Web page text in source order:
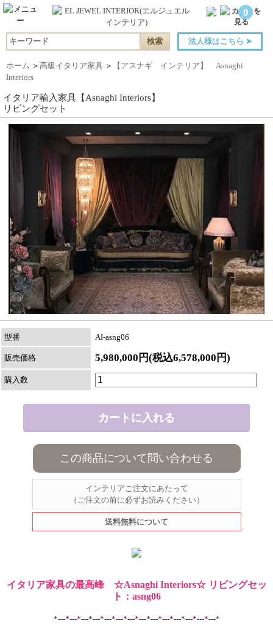
0
法人様はこちら ➤
ホーム ＞ 高級イタリア家具 ＞
【アスナギ インテリア】 Asnaghi
Interiors
イタリア輸入家具【Asnaghi Interiors】
リビングセット
型番 AI-asng06
販売価格 5,980,000円(税込6,578,000円)
購入数
この商品について問い合わせる
インテリアご注文にあたって
（ご注文の前に必ずお読みください）
送料無料について
イタリア家具の最高峰 ☆Asnaghi Interiors☆ リビングセッ
ト：asng06
*---*---*---*---*---*---*---*---*---*---*---*---*---*---*